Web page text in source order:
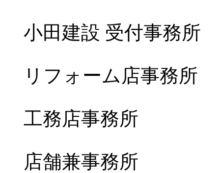
小田建設 受付事務所
リフォーム店事務所
工務店事務所
店舗兼事務所